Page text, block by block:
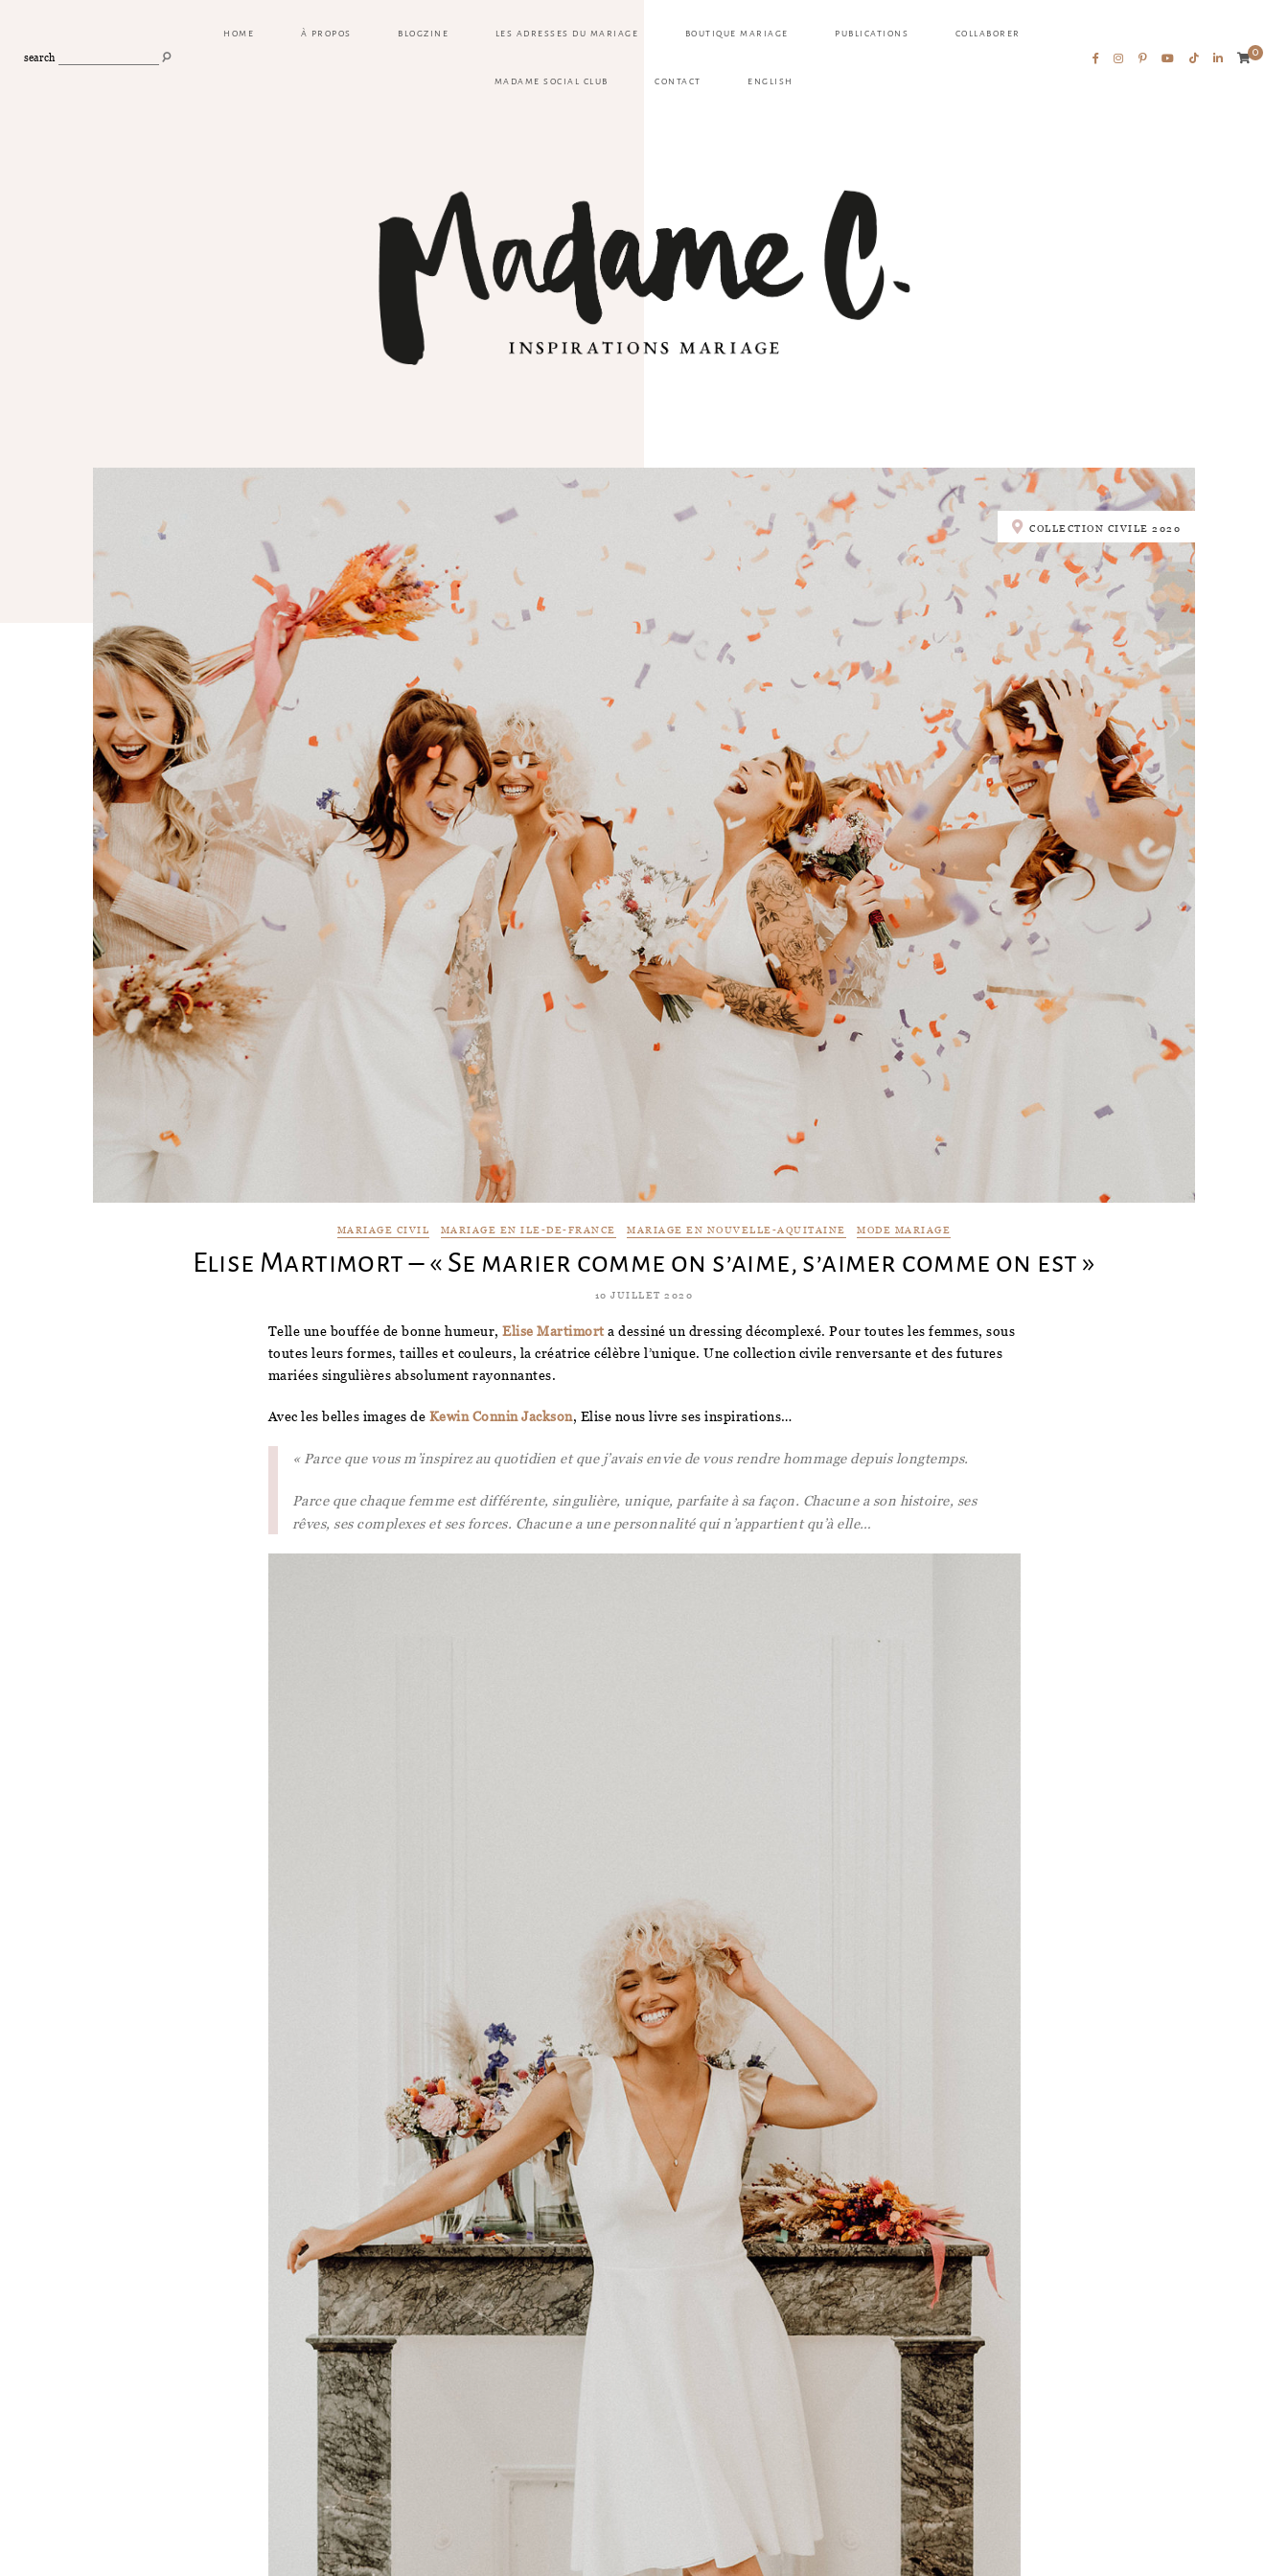
search
HOME À PROPOS BLOGZINE LES ADRESSES DU MARIAGE BOUTIQUE MARIAGE PUBLICATIONS COLLABORER
MADAME SOCIAL CLUB CONTACT ENGLISH
0
COLLECTION CIVILE 2020
MARIAGE CIVIL MARIAGE EN ILE-DE-FRANCE MARIAGE EN NOUVELLE-AQUITAINE MODE MARIAGE
Elise Martimort – « Se marier comme on s’aime, s’aimer comme on est »
10 JUILLET 2020
Telle une bouffée de bonne humeur, Elise Martimort a dessiné un dressing décomplexé. Pour toutes les femmes, sous
toutes leurs formes, tailles et couleurs, la créatrice célèbre l’unique. Une collection civile renversante et des futures
mariées singulières absolument rayonnantes.
Avec les belles images de Kewin Connin Jackson, Elise nous livre ses inspirations…
« Parce que vous m’inspirez au quotidien et que j’avais envie de vous rendre hommage depuis longtemps.
Parce que chaque femme est différente, singulière, unique, parfaite à sa façon. Chacune a son histoire, ses
rêves, ses complexes et ses forces. Chacune a une personnalité qui n’appartient qu’à elle…